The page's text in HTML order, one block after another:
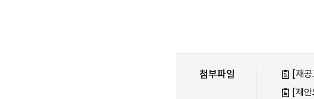
첨부파일
[재
[제